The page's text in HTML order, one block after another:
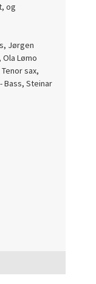
og
Jørgen
Lømo
sax,
Bass, Steinar